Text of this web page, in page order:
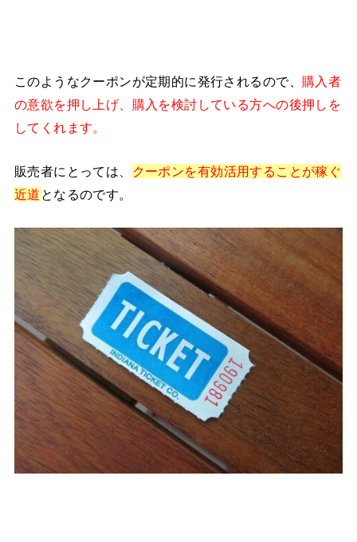
このようなクーポンが定期的に発行されるので、 購入者
の意欲を押し上げ、購入を検討している方への後押しを
してくれます。
販売者にとっては、
クーポンを有効活用することが稼ぐ
近道 となるのです。